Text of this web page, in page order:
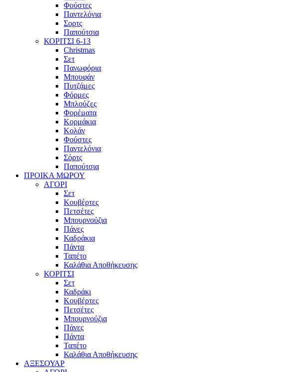
Φούστες
Παντελόνια
Σορτς
Παπούτσια
ΚΟΡΙΤΣΙ 6-13
Christmas
Σετ
Πανωφόρια
Μπουφάν
Πυτζάμες
Φόρμες
Μπλούζες
Φορέματα
Κορμάκια
Κολάν
Φούστες
Παντελόνια
Σόρτς
Παπούτσια
ΠΡΟΙΚΑ ΜΩΡΟΥ
ΑΓΟΡΙ
Σετ
Κουβέρτες
Πετσέτες
Μπουρνούζια
Πάνες
Καδράκια
Πάντα
Ταπέτο
Καλάθια Αποθήκευσης
ΚΟΡΙΤΣΙ
Σετ
Καδράκι
Κουβέρτες
Πετσέτες
Μπουρνούζια
Πάνες
Πάντα
Ταπέτο
Καλάθια Αποθήκευσης
ΑΞΕΣΟΥΑΡ